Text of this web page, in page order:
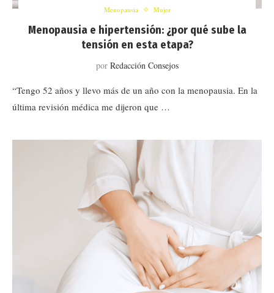
Menopausia Mujer
Menopausia e hipertensión: ¿por qué sube la
tensión en esta etapa?
por Redacción Consejos
“Tengo 52 años y llevo más de un año con la menopausia. En la
última revisión médica me dijeron que …